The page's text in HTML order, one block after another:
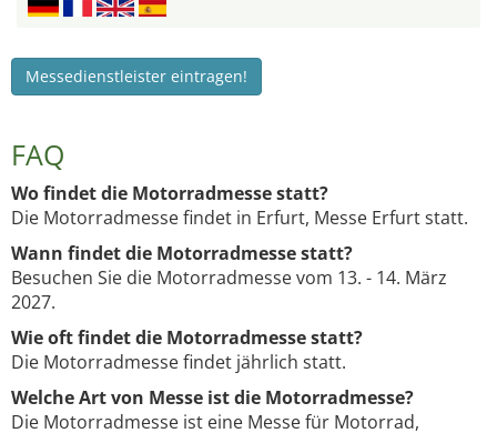
Messedienstleister eintragen!
FAQ
Wo findet die Motorradmesse statt?
Die Motorradmesse findet in Erfurt, Messe Erfurt statt.
Wann findet die Motorradmesse statt?
Besuchen Sie die Motorradmesse vom 13. - 14. März
2027.
Wie oft findet die Motorradmesse statt?
Die Motorradmesse findet jährlich statt.
Welche Art von Messe ist die Motorradmesse?
Die Motorradmesse ist eine Messe für Motorrad,